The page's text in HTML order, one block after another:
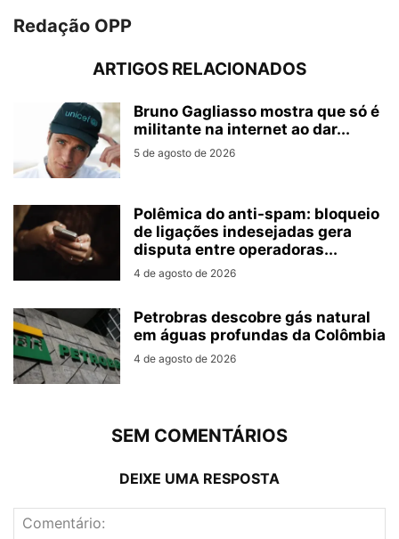
Redação OPP
ARTIGOS RELACIONADOS
Bruno Gagliasso mostra que só é
militante na internet ao dar...
5 de agosto de 2026
Polêmica do anti-spam: bloqueio
de ligações indesejadas gera
disputa entre operadoras...
4 de agosto de 2026
Petrobras descobre gás natural
em águas profundas da Colômbia
4 de agosto de 2026
SEM COMENTÁRIOS
DEIXE UMA RESPOSTA